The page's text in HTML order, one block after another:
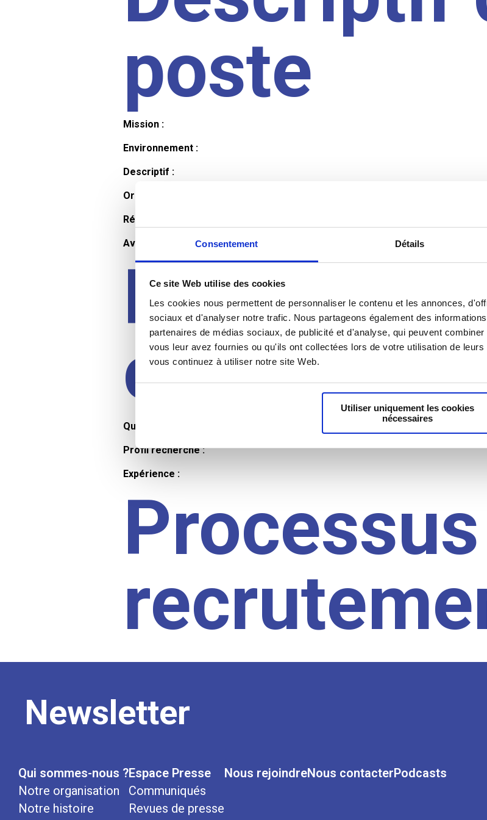
Consentement Détails
Ce site Web utilise des cookies
Les cookies nous permettent de personnaliser le contenu et les annonces,
sociaux et d'analyser notre trafic. Nous partageons également des
partenaires de médias sociaux, de publicité et d'analyse, qui peuvent
vous leur avez fournies ou qu'ils ont collectées lors de votre utilisation de
vous continuez à utiliser notre site Web.
Utiliser uniquement les cookies
nécessaires
poste
Mission :
Environnement :
Descriptif :
Organisation et horaires :
Rémunération :
Avantages :
Profil du
candidat
Qualifications et diplômes :
Profil recherché :
Expérience :
Newsletter
Qui sommes-nous ?
Notre organisation
Notre histoire
Espace Presse
Communiqués
Revues de presse
Nous rejoindreNous contacterPodcasts